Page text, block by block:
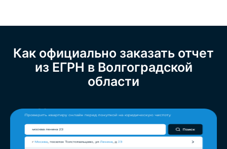
Как официально заказать отчет
из ЕГРН в Волгоградской
области